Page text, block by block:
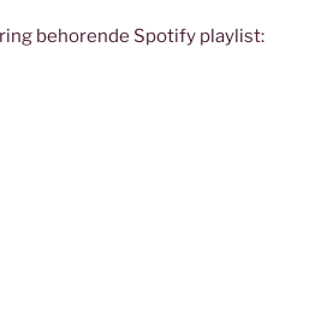
behorende Spotify playlist: